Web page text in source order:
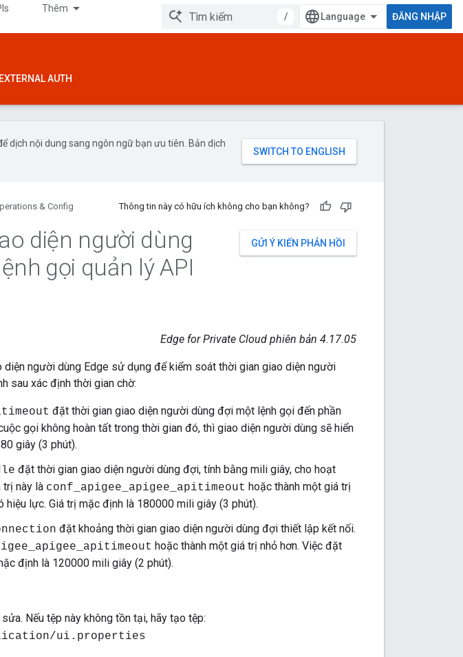
Thêm
/ ĐĂNG NHẬP
EXTERNAL AUTH
dịch nội dung sang ngôn ngữ bạn ưu tiên. Bản dịch
& Config Thông tin này có hữu ích không cho bạn không?
GỬI Ý KIẾN PHẢN HỒI
diện người dùng
gọi quản lý API
Edge for Private Cloud phiên bản 4.17.05
người dùng Edge sử dụng để kiểm soát thời gian giao diện người
sau xác định thời gian chờ:
đặt thời gian giao diện người dùng đợi một lệnh gọi đến phần
gọi không hoàn tất trong thời gian đó, thì giao diện người dùng sẽ hiển
giây (3 phút).
đặt thời gian giao diện người dùng đợi, tính bằng mili giây, cho hoạt
trị này là conf_apigee_apigee_apitimeout hoặc thành một giá trị
hiệu lực. Giá trị mặc định là 180000 mili giây (3 phút).
đặt khoảng thời gian giao diện người dùng đợi thiết lập kết nối.
hoặc thành một giá trị nhỏ hơn. Việc đặt
định là 120000 mili giây (2 phút).
Nếu tệp này không tồn tại, hãy tạo tệp:
ui.properties